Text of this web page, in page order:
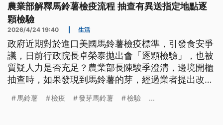
農業部解釋馬鈴薯檢疫流程 抽查有異送指定地點逐
顆檢驗
2026/4/24 19:40 生活
政府近期對於進口美國馬鈴薯檢疫標準，引發食安爭
議，日前行政院長卓榮泰拋出會「逐顆檢驗」，也被
質疑人力是否充足？農業部長陳駿季澄清，邊境開櫃
抽查時，如果發現到馬鈴薯的芽，經過業者提出改善
員監督，業者派人用輸送帶的方式「逐顆檢驗」。
馬鈴薯 檢疫 發芽馬鈴薯 檢驗 ...